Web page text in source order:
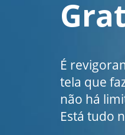
É
tela que
não há
Está tudo